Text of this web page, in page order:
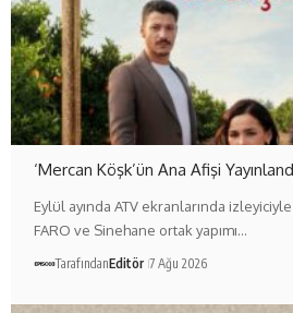
‘Mercan Köşk’ün Ana Afişi
Eylül ayında ATV ekranlarında
FARO ve Sinehane ortak yapımı…
TarafındanEditör 7 Ağu 2026